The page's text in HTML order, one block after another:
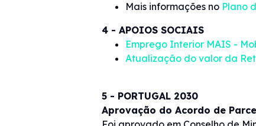
Mais informações no Plano
4 - APOIOS SOCIAIS
Emprego Interior MAIS -
Atualização do valor da
5 - PORTUGAL 2030
Aprovação do Acordo de